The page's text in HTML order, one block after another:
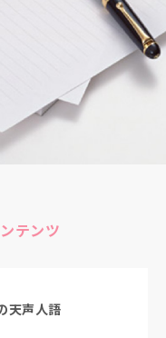
テンツ
天声人語